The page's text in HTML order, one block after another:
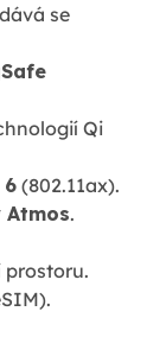
se
Qi
6(802.11ax).
Atmos.
prostoru.